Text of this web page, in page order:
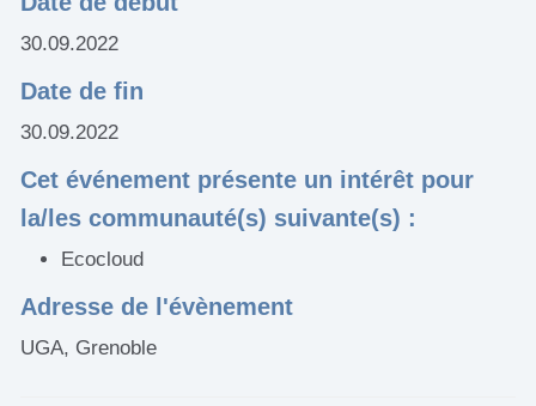
30.09.2022
Date de fin
30.09.2022
Cet événement présente un intérêt pour
la/les communauté(s) suivante(s) :
Ecocloud
Adresse de l'évènement
UGA, Grenoble